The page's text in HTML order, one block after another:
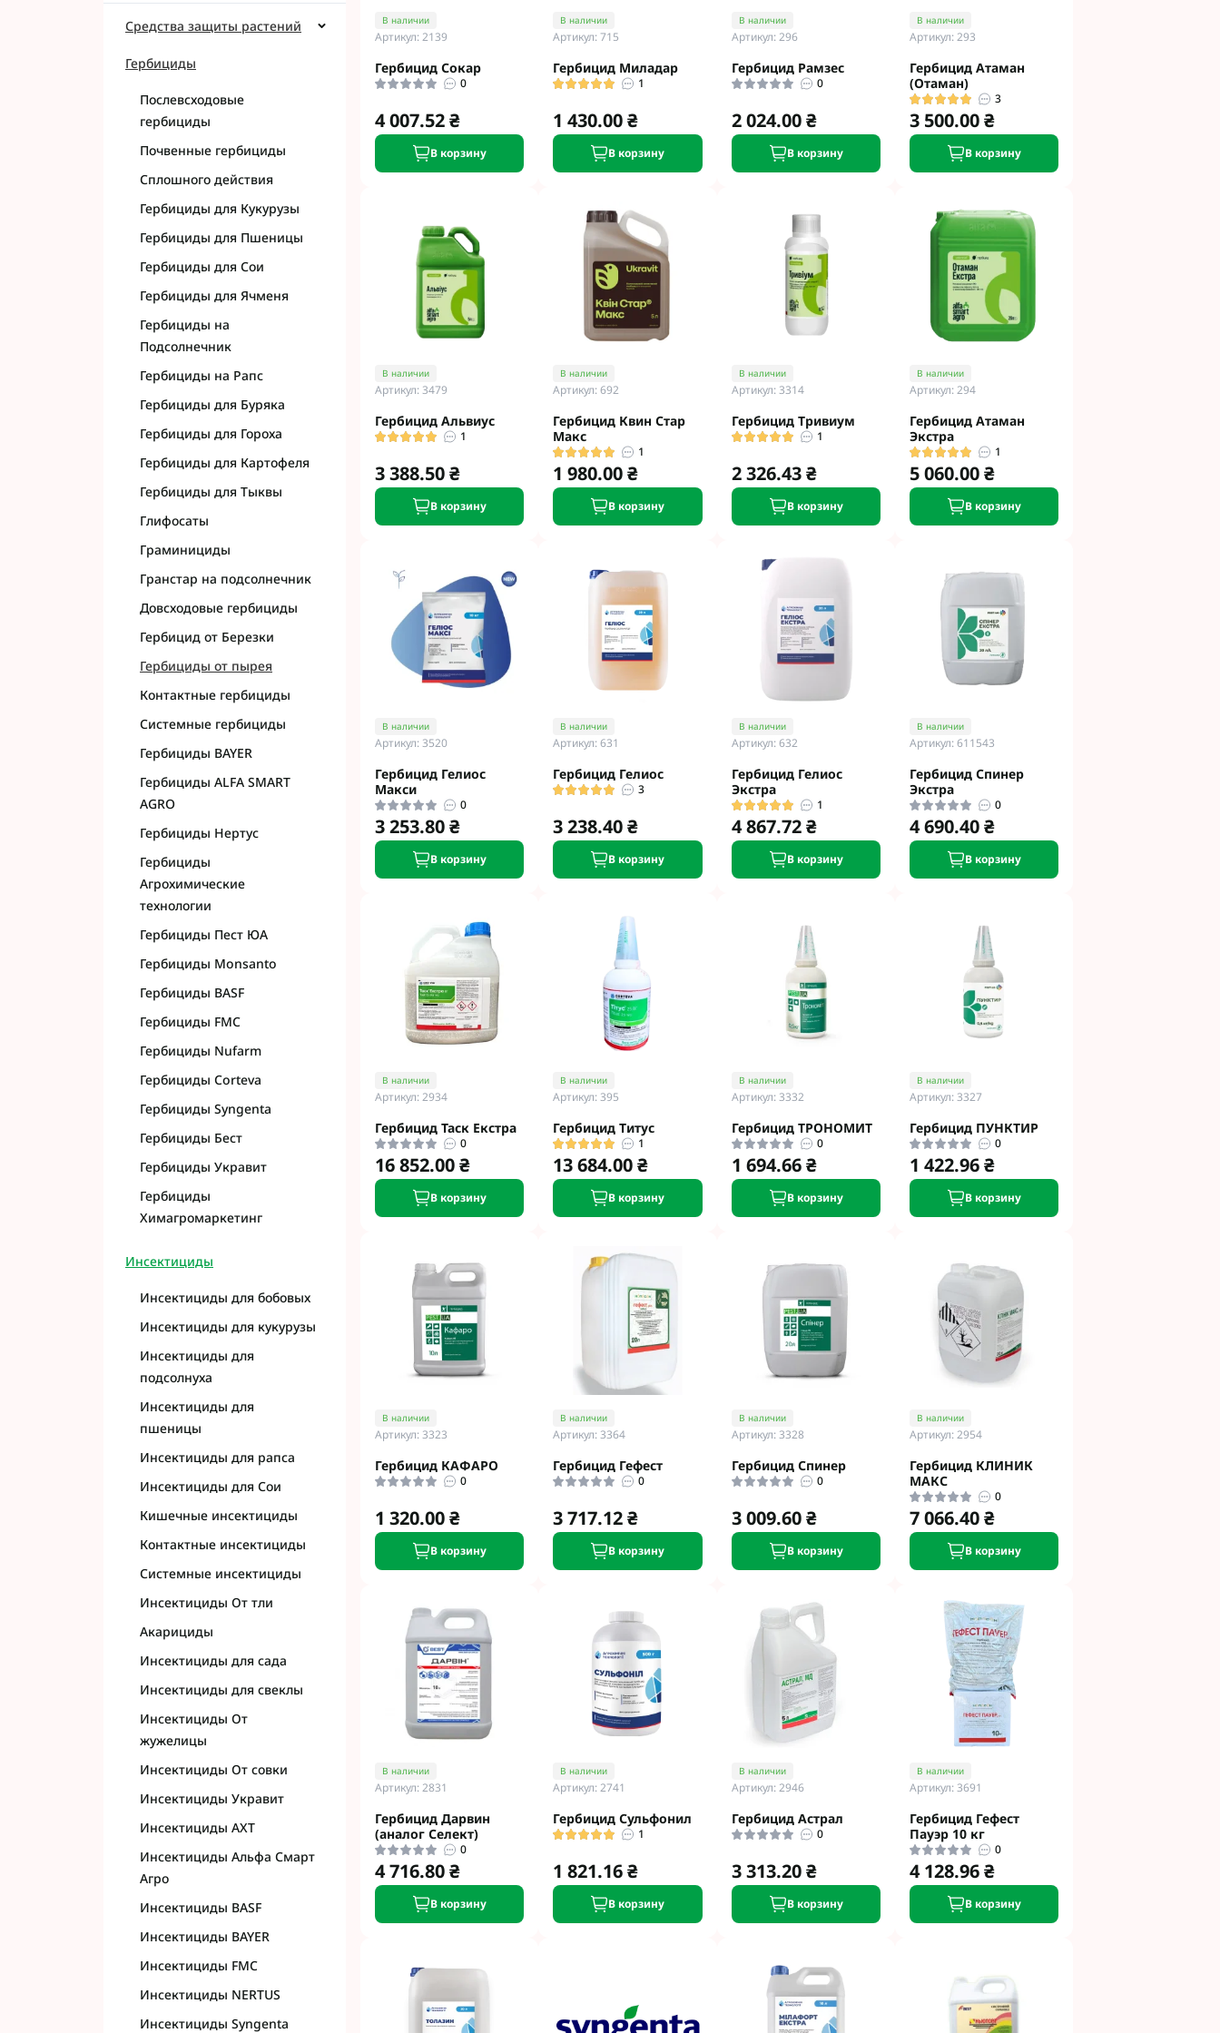
Фунгициды АХТ
Фунгициды Corteva
Фунгициды Альфа Смарт Агро
Фунгициды Пест ЮА
Фунгициды Химагромаркетинг
Фунгициды BAYER
Фунгициды Syngenta
Микроудобрения Humintech
Микроудобрения Плантонит
Микроудобрения Укравит
Средства защиты растений
Гербициды
Послевсходовые
гербициды
Почвенные гербициды
Сплошного действия
Гербициды для Кукурузы
Гербициды для Пшеницы
Гербициды для Сои
Гербициды для Ячменя
Гербициды на
Подсолнечник
Гербициды на Рапс
Гербициды для Буряка
Гербициды для Гороха
Гербициды для Картофеля
Гербициды для Тыквы
Глифосаты
Граминициды
Гранстар на подсолнечник
Довсходовые гербициды
Гербицид от Березки
Гербициды от пырея
Контактные гербициды
Системные гербициды
Гербициды BAYER
Гербициды ALFA SMART
AGRO
Гербициды Нертус
Гербициды
Агрохимические
технологии
Гербициды Пест ЮА
Гербициды Monsanto
Гербициды BASF
Гербициды FMC
Гербициды Nufarm
Гербициды Corteva
Гербициды Syngenta
Гербициды Бест
Гербициды Укравит
Гербициды
Химагромаркетинг
Инсектициды
Инсектициды для бобовых
Инсектициды для кукурузы
Инсектициды для
подсолнуха
Инсектициды для
пшеницы
Инсектициды для рапса
Инсектициды для Сои
Кишечные инсектициды
Контактные инсектициды
Системные инсектициды
Инсектициды От тли
Акарициды
Инсектициды для сада
Инсектициды для свеклы
Инсектициды От
жужелицы
Инсектициды От совки
Инсектициды Укравит
Инсектициды АХТ
Инсектициды Альфа Смарт
Агро
Инсектициды BASF
Инсектициды BAYER
Инсектициды FMC
Инсектициды NERTUS
Инсектициды Syngenta
В наличии
Артикул: 2139
Гербицид Сокар
0
4 007.52 ₴
В корзину
В наличии
Артикул: 715
Гербицид Миладар
1
1 430.00 ₴
В корзину
В наличии
Артикул: 296
Гербицид Рамзес
0
2 024.00 ₴
В корзину
В наличии
Артикул: 293
Гербицид Атаман
(Отаман)
3
3 500.00 ₴
В корзину
В наличии
Артикул: 3479
Гербицид Альвиус
1
3 388.50 ₴
В корзину
В наличии
Артикул: 692
Гербицид Квин Стар
Макс
1
1 980.00 ₴
В корзину
В наличии
Артикул: 3314
Гербицид Тривиум
1
2 326.43 ₴
В корзину
В наличии
Артикул: 294
Гербицид Атаман
Экстра
1
5 060.00 ₴
В корзину
В наличии
Артикул: 3520
Гербицид Гелиос
Макси
0
3 253.80 ₴
В корзину
В наличии
Артикул: 631
Гербицид Гелиос
3
3 238.40 ₴
В корзину
В наличии
Артикул: 632
Гербицид Гелиос
Экстра
1
4 867.72 ₴
В корзину
В наличии
Артикул: 611543
Гербицид Спинер
Экстра
0
4 690.40 ₴
В корзину
В наличии
Артикул: 2934
Гербицид Таск Екстра
0
16 852.00 ₴
В корзину
В наличии
Артикул: 395
Гербицид Титус
1
13 684.00 ₴
В корзину
В наличии
Артикул: 3332
Гербицид ТРОНОМИТ
0
1 694.66 ₴
В корзину
В наличии
Артикул: 3327
Гербицид ПУНКТИР
0
1 422.96 ₴
В корзину
В наличии
Артикул: 3323
Гербицид КАФАРО
0
1 320.00 ₴
В корзину
В наличии
Артикул: 3364
Гербицид Гефест
0
3 717.12 ₴
В корзину
В наличии
Артикул: 3328
Гербицид Спинер
0
3 009.60 ₴
В корзину
В наличии
Артикул: 2954
Гербицид КЛИНИК
МАКС
0
7 066.40 ₴
В корзину
В наличии
Артикул: 2831
Гербицид Дарвин
(аналог Селект)
0
4 716.80 ₴
В корзину
В наличии
Артикул: 2741
Гербицид Сульфонил
1
1 821.16 ₴
В корзину
В наличии
Артикул: 2946
Гербицид Астрал
0
3 313.20 ₴
В корзину
В наличии
Артикул: 3691
Гербицид Гефест
Пауэр 10 кг
0
4 128.96 ₴
В корзину